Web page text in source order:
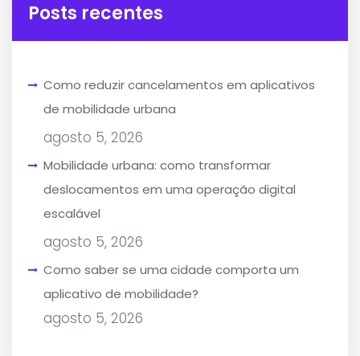
Posts recentes
Como reduzir cancelamentos em aplicativos
de mobilidade urbana
agosto 5, 2026
Mobilidade urbana: como transformar
deslocamentos em uma operação digital
escalável
agosto 5, 2026
Como saber se uma cidade comporta um
aplicativo de mobilidade?
agosto 5, 2026